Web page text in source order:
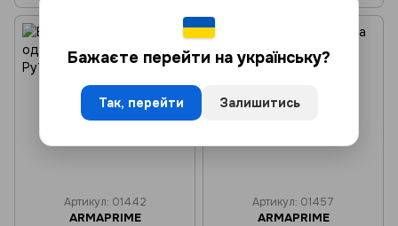
Артикул: 01442
ARMAPRIME
Артикул: 01457
ARMAPRIME
Бажаєте перейти на українську?
Так, перейти Залишитись